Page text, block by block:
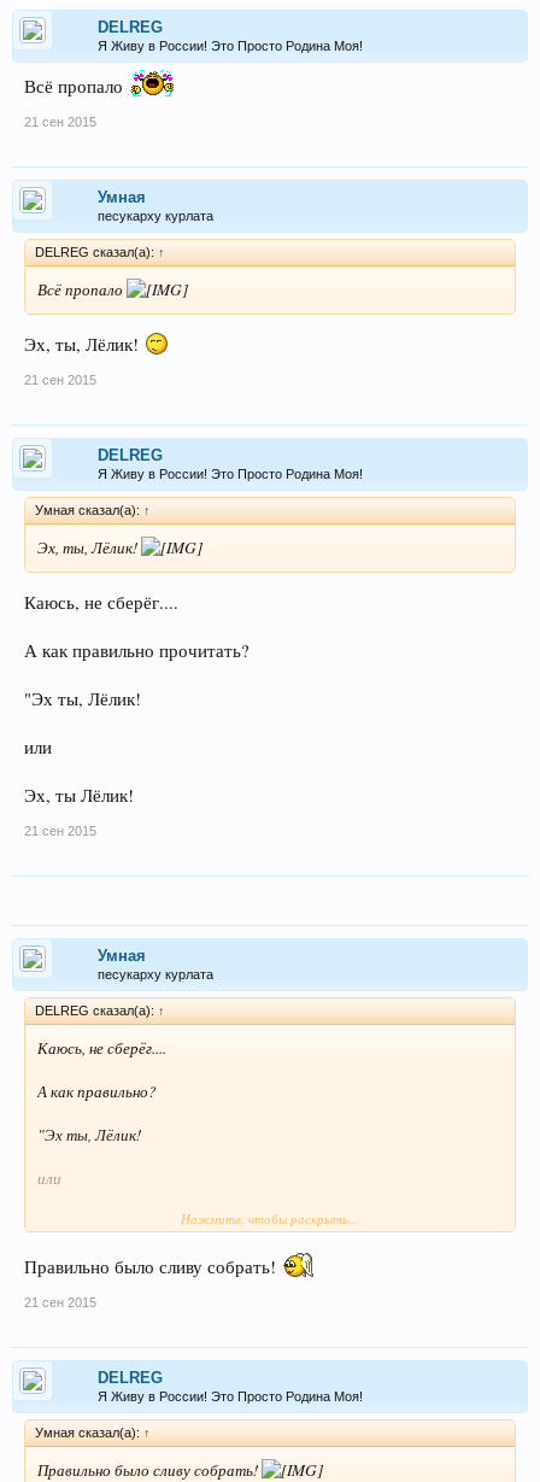
DELREG
Я Живу в России! Это Просто Родина Моя!
Всё пропало
21 сен 2015
Умная
песукарху курлата
DELREG сказал(а): ↑
Всё пропало
Эх, ты, Лёлик!
21 сен 2015
DELREG
Я Живу в России! Это Просто Родина Моя!
Умная сказал(а): ↑
Эх, ты, Лёлик!
Каюсь, не сберёг....
А как правильно прочитать?
"Эх ты, Лёлик!
или
Эх, ты Лёлик!
21 сен 2015
Умная
песукарху курлата
DELREG сказал(а): ↑
Каюсь, не сберёг....
А как правильно?
"Эх ты, Лёлик!
или
Нажмите, чтобы раскрыть...
Правильно было сливу собрать!
21 сен 2015
DELREG
Я Живу в России! Это Просто Родина Моя!
Умная сказал(а): ↑
Правильно было сливу собрать!